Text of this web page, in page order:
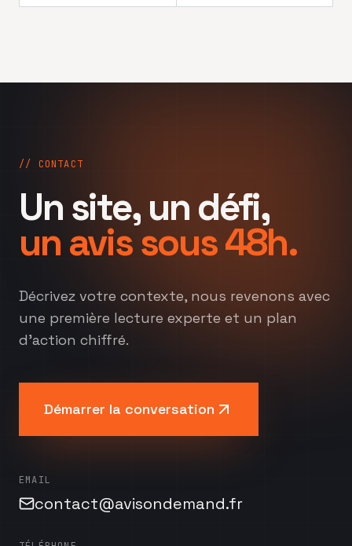
// CONTACT
Un site, un défi,
un avis sous 48h.
Décrivez votre contexte, nous revenons avec
une première lecture experte et un plan
d'action chiffré.
Démarrer la conversation
EMAIL
contact@avisondemand.fr